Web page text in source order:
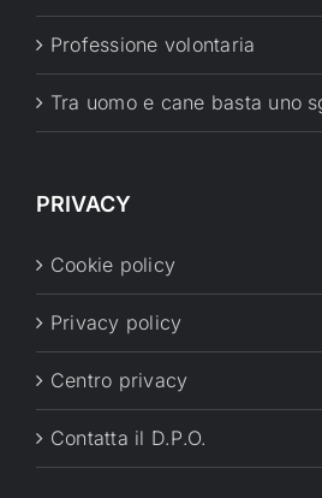
Professione volontaria
Tra uomo e cane basta uno
PRIVACY
Cookie policy
Privacy policy
Centro privacy
Contatta il D.P.O.